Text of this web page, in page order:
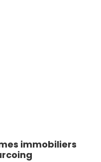
immobiliers